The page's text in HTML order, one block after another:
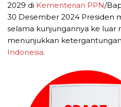
2029 di Kementerian PPN/
30 Desember 2024 Presiden
selama kunjungannya ke luar
menunjukkan
Indonesia.